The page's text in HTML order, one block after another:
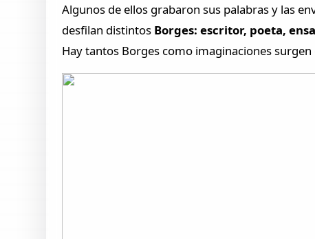
Algunos de ellos grabaron sus palabras y las
desfilan distintos Borges: escritor, poeta,
Hay tantos Borges como imaginaciones